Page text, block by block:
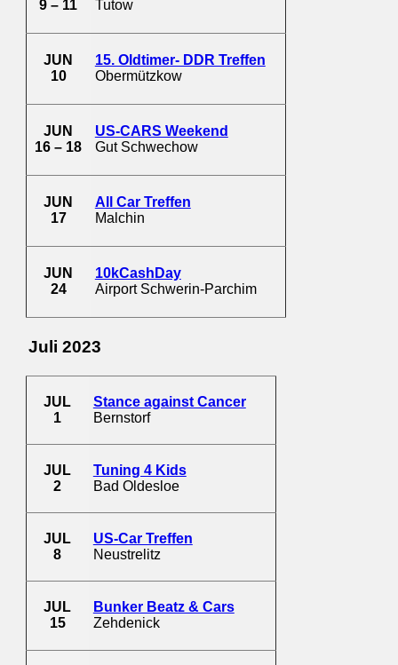
9 – 11 Tutow
JUN
10
15. Oldtimer- DDR Treffen
Obermützkow
JUN
16 – 18
US-CARS Weekend
Gut Schwechow
JUN
17
All Car Treffen
Malchin
JUN
24
10kCashDay
Airport Schwerin-Parchim
Juli 2023
JUL
1
Stance against Cancer
Bernstorf
JUL
2
Tuning 4 Kids
Bad Oldesloe
JUL
8
US-Car Treffen
Neustrelitz
JUL
15
Bunker Beatz & Cars
Zehdenick